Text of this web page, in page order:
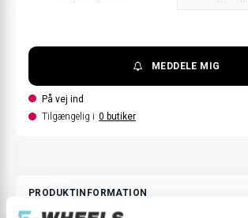
MEDDELE MIG
På vej ind
Tilgængelig i 0 butiker
PRODUKTINFORMATION